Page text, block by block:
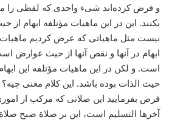
و فرض کرده‌اند شیء واحدی که لفظی را
بکنند. این در این ماهیات مؤتلفه ابهام
نیست مثل ماهیاتی که عرض کردیم
ابهام در آنها و نقص آنها از حیث عوارض
است. و لکن در این ماهیات مؤتلفه این
حیث الذات بوده باشد. این کلام معنی
فرض بفرمایید این صلاتی که مرکب از
آخرها التسلیم است، این بر صلاة صبح